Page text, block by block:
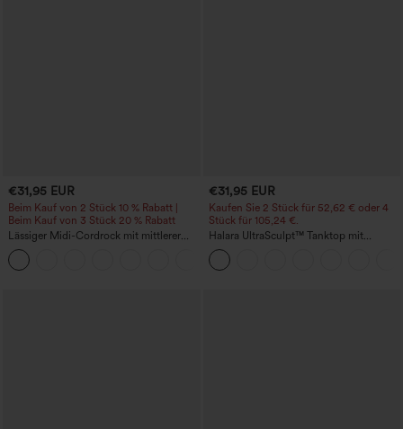
€31,95 EUR
Beim Kauf von 2 Stück 10 % Rabatt |
Beim Kauf von 3 Stück 20 % Rabatt
Lässiger Midi-Cordrock mit mittlerer
Bundhöhe und vorderseitiger
Klapptasche
€31,95 EUR
Kaufen Sie 2 Stück für 52,62 € oder 4
Stück für 105,24 €.
Halara UltraSculpt™ Tanktop mit
Rundhalsausschnitt und
geschwungenem Saum